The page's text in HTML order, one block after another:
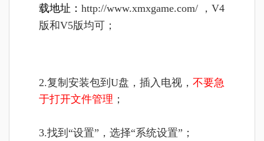
载地址： http://www.xmxgame.com/ ，V4
版和V5版均可；
2.复制安装包到U盘，插入电视， 不要急
于打开文件管理 ；
3.找到“设置”，选择“系统设置”；